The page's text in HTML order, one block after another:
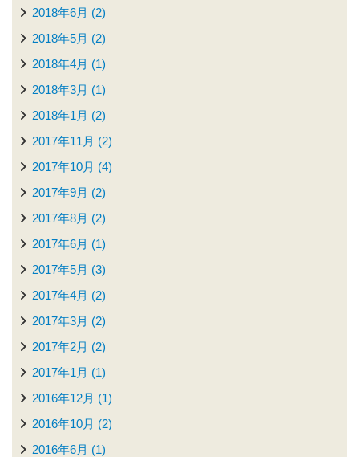
2018年6月 (2)
2018年5月 (2)
2018年4月 (1)
2018年3月 (1)
2018年1月 (2)
2017年11月 (2)
2017年10月 (4)
2017年9月 (2)
2017年8月 (2)
2017年6月 (1)
2017年5月 (3)
2017年4月 (2)
2017年3月 (2)
2017年2月 (2)
2017年1月 (1)
2016年12月 (1)
2016年10月 (2)
2016年6月 (1)